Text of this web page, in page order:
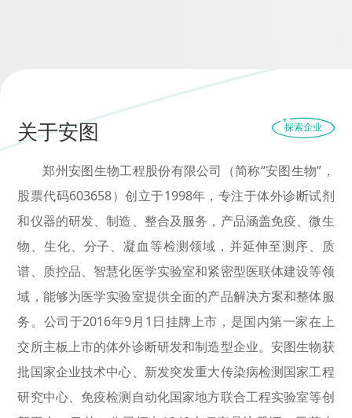
关于安图 探索企业
郑州安图生物工程股份有限公司（简称“安图生物”，
股票代码603658）创立于1998年，专注于体外诊断试剂
和仪器的研发、制造、整合及服务，产品涵盖免疫、微生
物、生化、分子、凝血等检测领域，并延伸至测序、质
谱、质控品、智慧化医学实验室和紧密型医联体建设等领
域，能够为医学实验室提供全面的产品解决方案和整体服
务。公司于2016年9月1日挂牌上市，是国内第一家在上
交所主板上市的体外诊断研发和制造型企业。安图生物获
批国家企业技术中心、新发突发重大传染病检测国家工程
研究中心、免疫检测自动化国家地方联合工程实验室等创